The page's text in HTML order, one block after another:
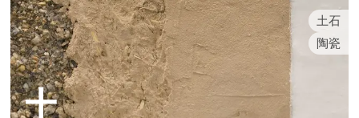
土石
陶瓷
土